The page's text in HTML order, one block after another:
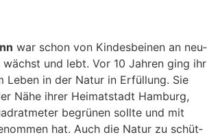
war schon von Kin­des­bei­nen an neu­
und lebt. Vor 10 Jah­ren ging ihr
Leben in der Natur in Erfül­lung. Sie
Nähe ihrer Hei­mat­stadt Ham­burg,
begrü­nen soll­te und mit
hat. Auch die Natur zu schüt­